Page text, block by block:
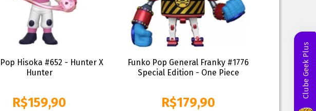
Hisoka #652 - Hunter X
Hunter
R$159,90
Funko Pop General Franky #1776
Special Edition - One Piece
R$179,90
Clube Geek Plus